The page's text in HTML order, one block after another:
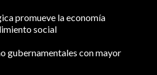
promueve la economía
social
gubernamentales con mayor